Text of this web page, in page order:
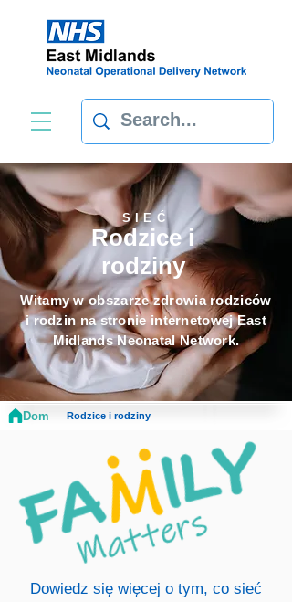
SIEĆ
Rodzice i
rodziny
Witamy w obszarze zdrowia rodziców
i rodzin na stronie internetowej East
Midlands Neonatal Network.
Dom Rodzice i rodziny
Dowiedz się więcej o tym, co sieć